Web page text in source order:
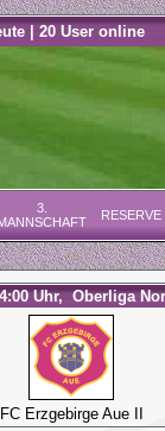
| 20 User online
3.
RESERVE
Uhr, Oberliga
FC Erzgebirge Aue II